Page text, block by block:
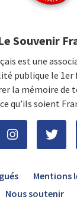
Souvenir
est une
publique le 1er
la mémoire de
qu’ils soient
Mentions
Nous soutenir